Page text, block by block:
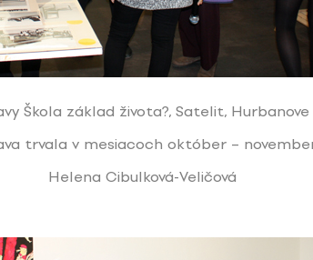
Škola základ života?, Satelit,
trvala v mesiacoch október –
Helena Cibulková-Veličová